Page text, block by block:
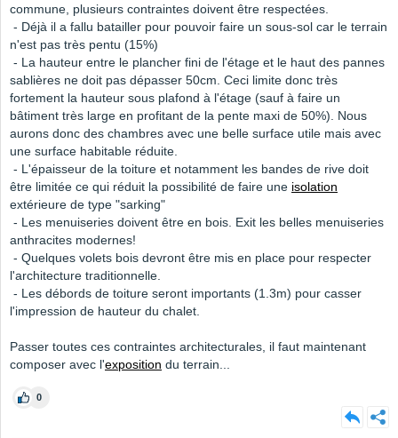
commune, plusieurs contraintes doivent être respectées.
- Déjà il a fallu batailler pour pouvoir faire un sous-sol car le terrain
n'est pas très pentu (15%)
- La hauteur entre le plancher fini de l'étage et le haut des pannes
sablières ne doit pas dépasser 50cm. Ceci limite donc très
fortement la hauteur sous plafond à l'étage (sauf à faire un
bâtiment très large en profitant de la pente maxi de 50%). Nous
aurons donc des chambres avec une belle surface utile mais avec
une surface habitable réduite.
- L'épaisseur de la toiture et notamment les bandes de rive doit
être limitée ce qui réduit la possibilité de faire une isolation
extérieure de type "sarking"
- Les menuiseries doivent être en bois. Exit les belles menuiseries
anthracites modernes!
- Quelques volets bois devront être mis en place pour respecter
l'architecture traditionnelle.
- Les débords de toiture seront importants (1.3m) pour casser
l'impression de hauteur du chalet.
Passer toutes ces contraintes architecturales, il faut maintenant
composer avec l'exposition du terrain...
0